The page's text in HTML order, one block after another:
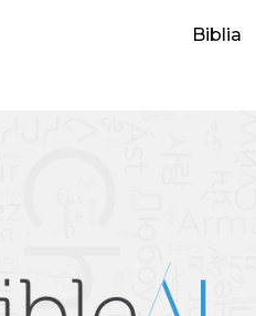
Biblia